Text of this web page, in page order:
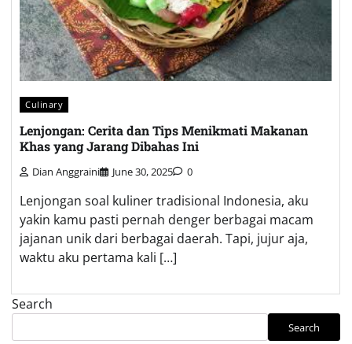
Culinary
Lenjongan: Cerita dan Tips Menikmati Makanan
Khas yang Jarang Dibahas Ini
Dian Anggraini June 30, 2025 0
Lenjongan soal kuliner tradisional Indonesia, aku
yakin kamu pasti pernah denger berbagai macam
jajanan unik dari berbagai daerah. Tapi, jujur aja,
waktu aku pertama kali […]
Search
Search